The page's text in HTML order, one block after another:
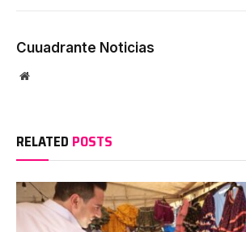
Cuuadrante Noticias
Website
RELATED POSTS